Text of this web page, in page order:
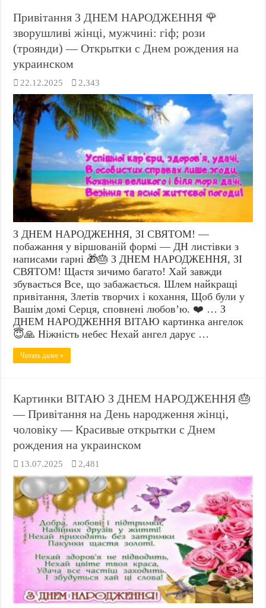
Привітання З ДНЕМ НАРОДЖЕННЯ 🌹
зворушливі жінці, мужчині: гіф; рози
(троянди) — Открытки с Днем рождения на
украинском
22.12.2025 2,343
З ДНЕМ НАРОДЖЕННЯ, ЗІ СВЯТОМ! —
побажання у віршованій формі — ДН листівки з
написами гарні 🎁🎂 З ДНЕМ НАРОДЖЕННЯ, ЗІ
СВЯТОМ! Щастя зичимо багато! Хай завжди
збувається Все, що забажається. Шлем найкращі
привітання, Злетів творчих і кохання, Щоб були у
Вашім домі Серця, сповнені любов’ю. ❤️ … З
ДНЕМ НАРОДЖЕННЯ ВІТАЮ картинка ангелок
😇🙏 Ніжність небес Нехай ангел дарує …
Читать далее »
Картинки ВІТАЮ З ДНЕМ НАРОДЖЕННЯ 🎂
— Привітання на День народження жінці,
чоловіку — Красивые открытки с Днем
рождения на украинском
13.07.2025 2,481